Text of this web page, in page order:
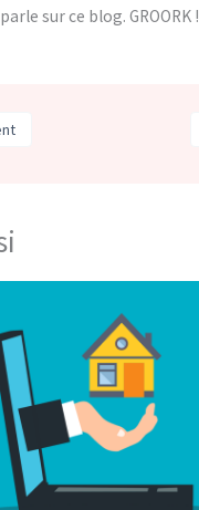
parle sur ce blog. GROORK !